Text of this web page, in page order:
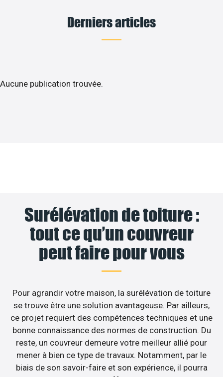
Derniers articles
Aucune publication trouvée.
Surélévation de toiture :
tout ce qu’un couvreur
peut faire pour vous
Pour agrandir votre maison, la surélévation de toiture
se trouve être une solution avantageuse. Par ailleurs,
ce projet requiert des compétences techniques et une
bonne connaissance des normes de construction. Du
reste, un couvreur demeure votre meilleur allié pour
mener à bien ce type de travaux. Notamment, par le
biais de son savoir-faire et son expérience, il pourra